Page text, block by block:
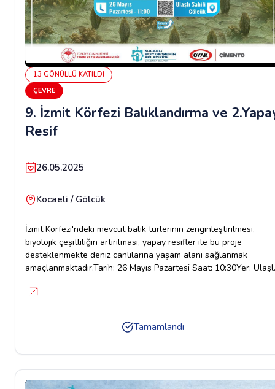
13 GÖNÜLLÜ KATILDI
ÇEVRE
9. İzmit Körfezi Balıklandırma ve
Resif
26.05.2025
Kocaeli / Gölcük
İzmit Körfezi'ndeki mevcut balık türlerinin zenginleştirilmesi,
biyolojik çeşitliliğin artırılması, yapay resifler ile bu proje
desteklenmekte deniz canlılarına yaşam alanı sağlanmak
amaçlanmaktadır.Tarih: 26 Mayıs Pazartesi Saat: 10:30Yer: Ulaşlı
Çarşı (Ömerağa Mah. Şahabettin Bilgisu cad. Dündar Çiğit sk.
Tamamlandı